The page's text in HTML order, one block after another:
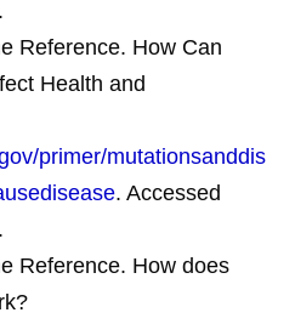
Reference. How Can
Health and
primer/mutationsanddis
. Accessed
Reference. How does